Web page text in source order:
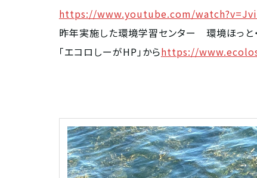
https://www.youtube.com/
昨年実施した環境学習センター 環境ほっと・
「エコロしーがHP」からhttps://